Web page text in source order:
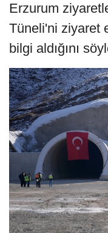
Erzurum
Tüneli'ni ziyaret
bilgi aldığını